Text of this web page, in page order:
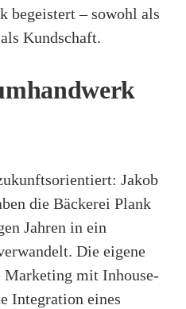
begeistert – sowohl als
Kundschaft.
Jakob
die Bäckerei Plank
Jahren in ein
Die eigene
Marketing mit Inhouse-
Integration eines